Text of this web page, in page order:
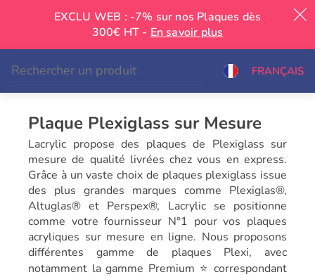
EXCLU WEB : -7% sur nos Plaques dès
300€ HT - En savoir plus
FRANÇAIS
Plaque Plexiglass sur Mesure
Lacrylic propose des plaques de Plexiglass sur
mesure de qualité livrées chez vous en express.
Grâce à un vaste choix de plaques plexiglass issue
des plus grandes marques comme Plexiglas®,
Altuglas® et Perspex®, Lacrylic se positionne
comme votre fournisseur N°1 pour vos plaques
acryliques sur mesure en ligne. Nous proposons
différentes gamme de plaques Plexi, avec
notamment la gamme Premium ⭐ correspondant